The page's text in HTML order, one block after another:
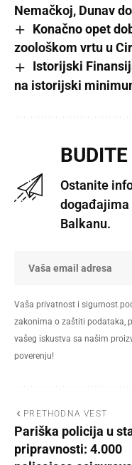
Nemačkoj, Dunav
Konačno opet
zoološkom vrtu u
Istorijski
na istorijski
Ostanite
događajima
Balkanu.
Vaša privatnost i sigurnost
zakonima o zaštiti podataka,
vašeg iskustva sa našim
poverenju!
PRETHODNA VEST
Pariška policija u
pripravnosti: 4.000